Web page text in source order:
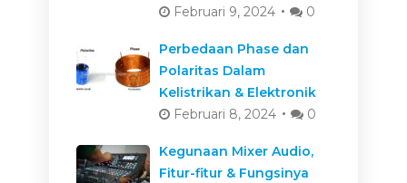
Februari 9, 2024
0
Perbedaan Phase dan
Polaritas Dalam
Kelistrikan & Elektronik
Februari 8, 2024
0
Kegunaan Mixer Audio,
Fitur-fitur & Fungsinya